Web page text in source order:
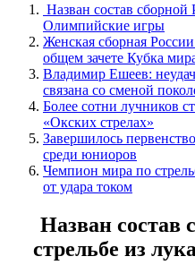
Назван состав сборной
Олимпийские игры
Женская сборная
общем зачете Кубка
Владимир Ешеев:
связана со сменой
Более сотни лучников
«Окских стрелах»
Завершилось
среди юниоров
Чемпион мира по
от удара током
Назван состав
стрельбе из